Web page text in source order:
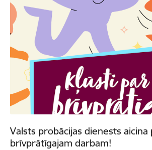
Valsts probācijas dienests
brīvprātīgajam darbam!